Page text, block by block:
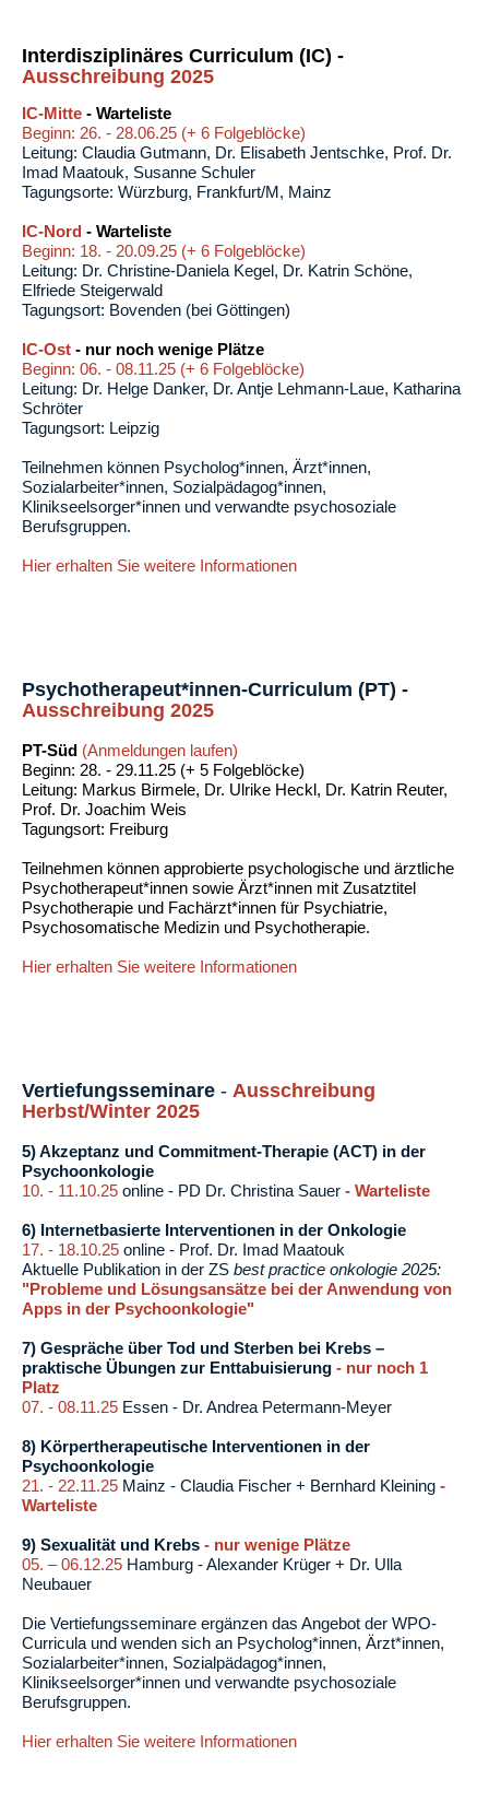
Interdisziplinäres Curriculum (IC) -
Ausschreibung 2025
IC-Mitte - Warteliste
Beginn: 26. - 28.06.25 (+ 6 Folgeblöcke)
Leitung: Claudia Gutmann, Dr. Elisabeth Jentschke, Prof. Dr.
Imad Maatouk, Susanne Schuler
Tagungsorte: Würzburg, Frankfurt/M, Mainz
IC-Nord - Warteliste
Beginn: 18. - 20.09.25 (+ 6 Folgeblöcke)
Leitung: Dr. Christine-Daniela Kegel, Dr. Katrin Schöne,
Elfriede Steigerwald
Tagungsort: Bovenden (bei Göttingen)
IC-Ost - nur noch wenige Plätze
Beginn: 06. - 08.11.25 (+ 6 Folgeblöcke)
Leitung: Dr. Helge Danker, Dr. Antje Lehmann-Laue, Katharina
Schröter
Tagungsort: Leipzig
Teilnehmen können Psycholog*innen, Ärzt*innen,
Sozialarbeiter*innen, Sozialpädagog*innen,
Klinikseelsorger*innen und verwandte psychosoziale
Berufsgrup­pen.
Hier erhalten Sie weitere Informationen
Psychotherapeut*innen-Curriculum (PT) -
Ausschreibung 2025
PT-Süd (Anmeldungen laufen)
Beginn: 28. - 29.11.25 (+ 5 Folgeblöcke)
Leitung: Markus Birmele, Dr. Ulrike Heckl, Dr. Katrin Reuter,
Prof. Dr. Joachim Weis
Tagungsort: Freiburg
Teilnehmen können approbierte psychologische und ärztliche
Psychotherapeut*innen sowie Ärzt*innen mit Zusatztitel
Psychotherapie und Fachärzt*innen für Psychiatrie,
Psychosomatische Medizin und Psychotherapie.
Hier erhalten Sie weitere Informationen
Vertiefungsseminare - Ausschreibung
Herbst/Winter 2025
5) Akzeptanz und Commitment-Therapie (ACT) in der
Psychoonkologie
10. - 11.10.25 online - PD Dr. Christina Sauer - Warteliste
6) Internetbasierte Interventionen in der Onkologie
17. - 18.10.25 online - Prof. Dr. Imad Maatouk
Aktuelle Publikation in der ZS best practice onkologie 2025:
"Probleme und Lösungsansätze bei der Anwendung von
Apps in der Psychoonkologie"
7) Gespräche über Tod und Sterben bei Krebs –
praktische Übungen zur Enttabuisierung - nur noch 1
Platz
07. - 08.11.25 Essen - Dr. Andrea Petermann-Meyer
8) Körpertherapeutische Interventionen in der
Psychoonkologie
21. - 22.11.25 Mainz - Claudia Fischer + Bernhard Kleining -
Warteliste
9) Sexualität und Krebs - nur wenige Plätze
05. – 06.12.25 Hamburg - Alexander Krüger + Dr. Ulla
Neubauer
Die Vertiefungsseminare ergänzen das Angebot der WPO-
Curricula und wenden sich an Psycholog*innen, Ärzt*innen,
Sozialarbeiter*innen, Sozialpädagog*innen,
Klinikseelsorger*innen und verwandte psychosoziale
Berufsgruppen.
Hier erhalten Sie weitere Informationen